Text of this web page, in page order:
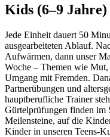
Kids (6–9 Jahre)
Jede Einheit dauert 50
ausgearbeiteten Ablauf.
Aufwärmen, dann unser
Woche – Themen wie
Umgang mit Fremden.
Partnerübungen und
hauptberufliche Trainer
Gürtelprüfungen finden im
Meilensteine, auf die
Kinder in unseren Teens-